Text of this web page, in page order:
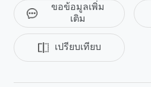
ขอข้อมูลเพิ่ม
เติม
เปรียบเทียบ